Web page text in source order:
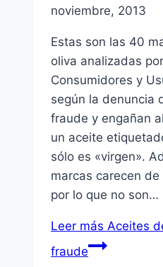
noviembre, 2013
Estas son las 40
oliva analizadas
Consumidores y
según la denuncia
fraude y engañan
un aceite
sólo es «virgen».
marcas carecen
por lo que no son…
Leer más Aceites
fraude